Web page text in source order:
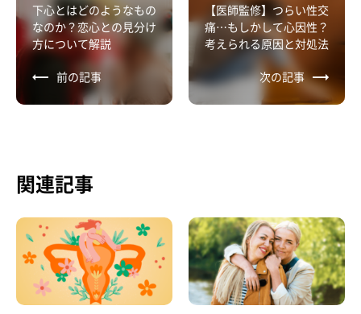
下心とはどのようなもの
なのか？恋心との見分け
方について解説
前の記事
【医師監修】つらい性交
痛…もしかして心因性？
考えられる原因と対処法
次の記事
関連記事